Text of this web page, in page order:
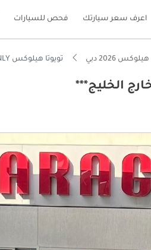
اعرف سعر سيارتك فحص للسيارات
هيلوكس 2026 دبي تويوتا هيلوكس GR-SPORT 4.0 V6 **EXPORT ONLY**التصدير فقط خارج الخليج***